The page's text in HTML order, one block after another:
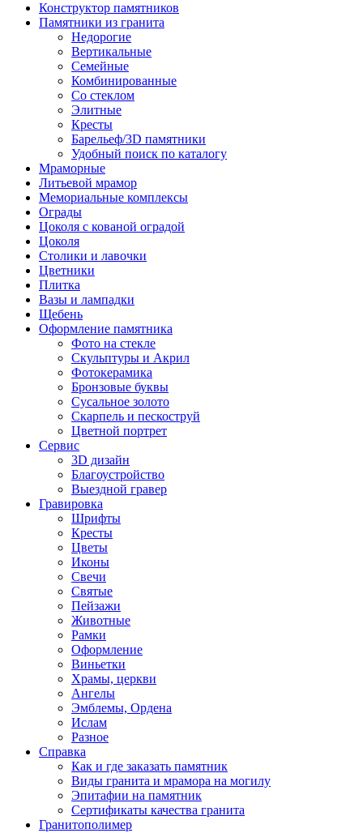
Конструктор памятников
Памятники из гранита
Недорогие
Вертикальные
Семейные
Комбинированные
Со стеклом
Элитные
Кресты
Барельеф/3D памятники
Удобный поиск по каталогу
Мраморные
Литьевой мрамор
Мемориальные комплексы
Ограды
Цоколя с кованой оградой
Цоколя
Столики и лавочки
Цветники
Плитка
Вазы и лампадки
Щебень
Оформление памятника
Фото на стекле
Скульптуры и Акрил
Фотокерамика
Бронзовые буквы
Сусальное золото
Скарпель и пескоструй
Цветной портрет
Сервис
3D дизайн
Благоустройство
Выездной гравер
Гравировка
Шрифты
Кресты
Цветы
Иконы
Свечи
Святые
Пейзажи
Животные
Рамки
Оформление
Виньетки
Храмы, церкви
Ангелы
Эмблемы, Ордена
Ислам
Разное
Справка
Как и где заказать памятник
Виды гранита и мрамора на могилу
Эпитафии на памятник
Сертификаты качества гранита
Гранитополимер